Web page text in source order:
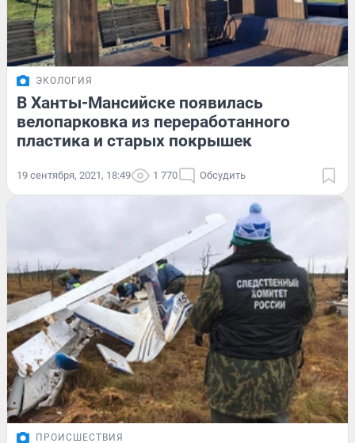
ЭКОЛОГИЯ
В Ханты-Мансийске появилась
велопарковка из переработанного
пластика и старых покрышек
19 сентября, 2021, 18:49 1 770 Обсудить
ПРОИСШЕСТВИЯ